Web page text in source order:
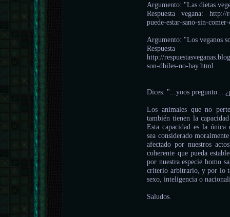
Argumento: "Las dietas
Respuesta vegana: http://
puede-estar-sano-sin-
Argumento: "Los veganos
http://
son-dbiles-no-hay.html
Dices: "...yoos pregunto...
Los animales que no
también tienen la
Esta capacidad es la
sea considerado
afectado por nuestros
coherente que pueda
por nuestra especie homo
criterio arbitrario, y por lo
sexo, inteligencia o
Saludos.